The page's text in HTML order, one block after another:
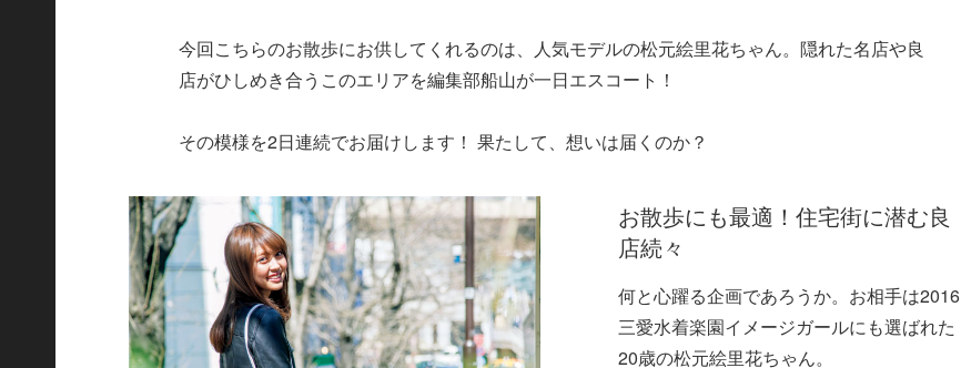
今回こちらのお散歩にお供してくれるのは、人気モデルの松元絵里花ちゃん。隠れた名店や良
店がひしめき合うこのエリアを編集部船山が一日エスコート！
その模様を2日連続でお届けします！ 果たして、想いは届くのか？
お散歩にも最適！住宅街に潜む良
店続々
何と心躍る企画であろうか。お相手は2016
三愛水着楽園イメージガールにも選ばれた
20歳の松元絵里花ちゃん。